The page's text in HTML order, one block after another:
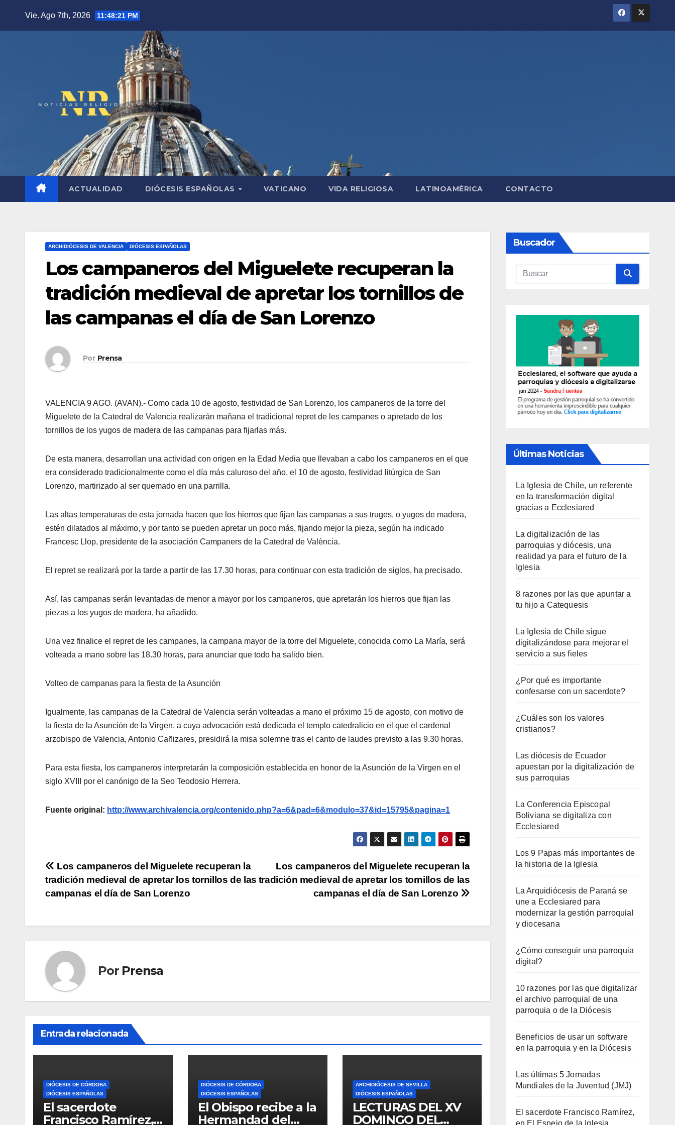
Vie. Ago 7th, 2026 11:48:22 PM
ACTUALIDAD DIÓCESIS ESPAÑOLAS VATICANO VIDA RELIGIOSA LATINOAMÉRICA CONTACTO
ARCHIDIÓCESIS DE VALENCIA DIÓCESIS ESPAÑOLAS
Los campaneros del Miguelete recuperan la
tradición medieval de apretar los tornillos de
las campanas el día de San Lorenzo
Por Prensa
VALENCIA 9 AGO. (AVAN).- Como cada 10 de agosto, festividad de San Lorenzo, los campaneros de la torre del
Miguelete de la Catedral de Valencia realizarán mañana el tradicional repret de les campanes o apretado de los
tornillos de los yugos de madera de las campanas para fijarlas más.
De esta manera, desarrollan una actividad con origen en la Edad Media que llevaban a cabo los campaneros en el que
era considerado tradicionalmente como el día más caluroso del año, el 10 de agosto, festividad litúrgica de San
Lorenzo, martirizado al ser quemado en una parrilla.
Las altas temperaturas de esta jornada hacen que los hierros que fijan las campanas a sus truges, o yugos de madera,
estén dilatados al máximo, y por tanto se pueden apretar un poco más, fijando mejor la pieza, según ha indicado
Francesc Llop, presidente de la asociación Campaners de la Catedral de València.
El repret se realizará por la tarde a partir de las 17.30 horas, para continuar con esta tradición de siglos, ha precisado.
Así, las campanas serán levantadas de menor a mayor por los campaneros, que apretarán los hierros que fijan las
piezas a los yugos de madera, ha añadido.
Una vez finalice el repret de les campanes, la campana mayor de la torre del Miguelete, conocida como La María, será
volteada a mano sobre las 18.30 horas, para anunciar que todo ha salido bien.
Volteo de campanas para la fiesta de la Asunción
Igualmente, las campanas de la Catedral de Valencia serán volteadas a mano el próximo 15 de agosto, con motivo de
la fiesta de la Asunción de la Virgen, a cuya advocación está dedicada el templo catedralicio en el que el cardenal
arzobispo de Valencia, Antonio Cañizares, presidirá la misa solemne tras el canto de laudes previsto a las 9.30 horas.
Para esta fiesta, los campaneros interpretarán la composición establecida en honor de la Asunción de la Virgen en el
siglo XVIII por el canónigo de la Seo Teodosio Herrera.
Fuente original: http://www.archivalencia.org/contenido.php?a=6&pad=6&modulo=37&id=15795&pagina=1
Navegación
de
Los campaneros del Miguelete recuperan la
tradición medieval de apretar los tornillos de las
campanas el día de San Lorenzo
Los campaneros del Miguelete recuperan la
tradición medieval de apretar los tornillos de las
campanas el día de San Lorenzo
Por Prensa
Entrada relacionada
DIÓCESIS DE CÓRDOBA
DIÓCESIS ESPAÑOLAS
El sacerdote
Francisco Ramírez,
DIÓCESIS DE CÓRDOBA
DIÓCESIS ESPAÑOLAS
El Obispo recibe a la
Hermandad del
ARCHIDIÓCESIS DE SEVILLA
DIÓCESIS ESPAÑOLAS
LECTURAS DEL XV
DOMINGO DEL
Buscador
Últimas Noticias
La Iglesia de Chile, un referente
en la transformación digital
gracias a Ecclesiared
La digitalización de las
parroquias y diócesis, una
realidad ya para el futuro de la
Iglesia
8 razones por las que apuntar a
tu hijo a Catequesis
La Iglesia de Chile sigue
digitalizándose para mejorar el
servicio a sus fieles
¿Por qué es importante
confesarse con un sacerdote?
¿Cuáles son los valores
cristianos?
Las diócesis de Ecuador
apuestan por la digitalización de
sus parroquias
La Conferencia Episcopal
Boliviana se digitaliza con
Ecclesiared
Los 9 Papas más importantes de
la historia de la Iglesia
La Arquidiócesis de Paraná se
une a Ecclesiared para
modernizar la gestión parroquial
y diocesana
¿Cómo conseguir una parroquia
digital?
10 razones por las que digitalizar
el archivo parroquial de una
parroquia o de la Diócesis
Beneficios de usar un software
en la parroquia y en la Diócesis
Las últimas 5 Jornadas
Mundiales de la Juventud (JMJ)
El sacerdote Francisco Ramírez,
en El Espejo de la Iglesia